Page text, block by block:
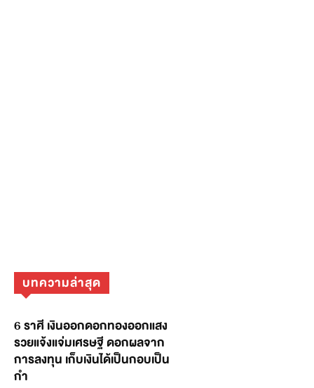
บทความล่าสุด
6 ราศี เงินออกดอกทองออกแสง
รวยแจ้งแจ่มเศรษฐี ดอกผลจาก
การลงทุน เก็บเงินได้เป็นกอบเป็น
กำ